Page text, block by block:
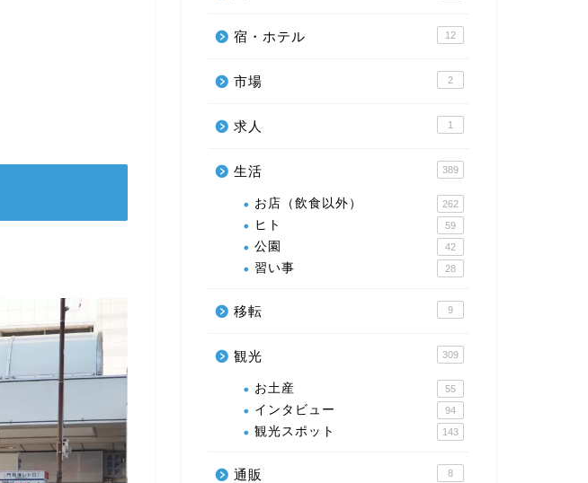
宿・ホテル 12
市場 2
求人 1
生活 389
お店（飲食以外） 262
ヒト 59
公園 42
習い事 28
移転 9
観光 309
お土産 55
インタビュー 94
観光スポット 143
通販 8